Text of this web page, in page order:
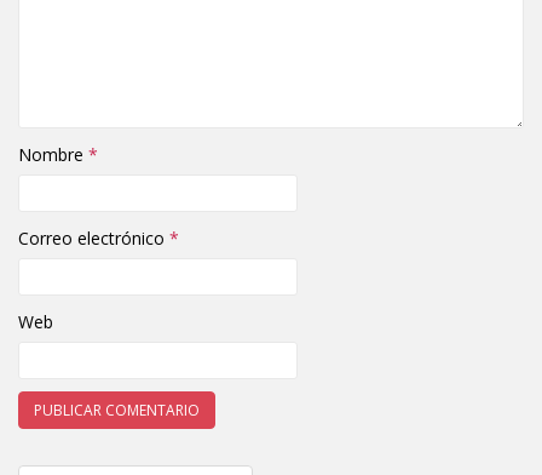
Nombre *
Correo electrónico *
Web